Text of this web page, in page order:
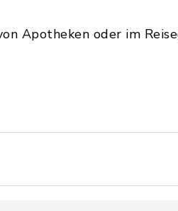
Apotheken oder im